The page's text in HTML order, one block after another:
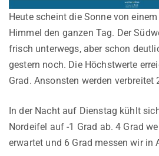
Heute scheint die Sonne von
Himmel den ganzen Tag. Der
frisch unterwegs, aber schon
gestern noch. Die Höchstwerte
Grad. Ansonsten werden verbreitet
In der Nacht auf Dienstag kühlt
Nordeifel auf -1 Grad ab. 4 Grad
erwartet und 6 Grad messen wir in